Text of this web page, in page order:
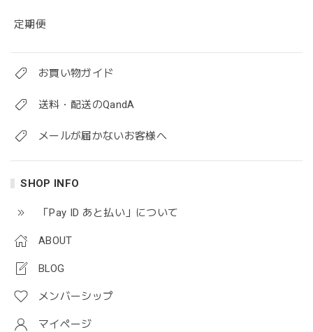
定期便
お買い物ガイド
送料・配送のQandA
メールが届かないお客様へ
SHOP INFO
「Pay ID あと払い」について
ABOUT
BLOG
メンバーシップ
マイページ